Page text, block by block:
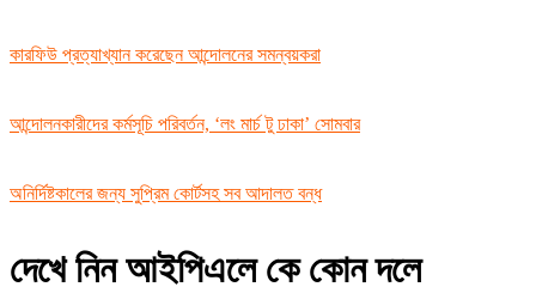
কারফিউ প্রত্যাখ্যান করেছেন আন্দোলনের সমন্বয়করা
আন্দোলনকারীদের কর্মসূচি পরিবর্তন, ‘লং মার্চ টু ঢাকা’ সোমবার
অনির্দিষ্টকালের জন্য সুপ্রিম কোর্টসহ সব আদালত বন্ধ
দেখে নিন আইপিএলে কে কোন দলে